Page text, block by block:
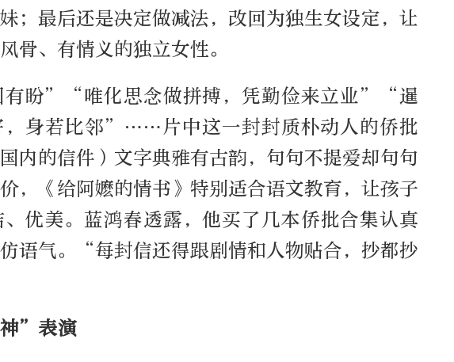
；最后还是决定做减法，改回为独生女设定，让
骨、有情义的独立女性。
有盼”“唯化思念做拼搏，凭勤俭来立业”“暹
，身若比邻”……片中这一封封质朴动人的侨批
内的信件）文字典雅有古韵，句句不提爱却句句
，《给阿嬷的情书》特别适合语文教育，让孩子
优美。蓝鸿春透露，他买了几本侨批合集认真
语气。“每封信还得跟剧情和人物贴合，抄都抄
”表演